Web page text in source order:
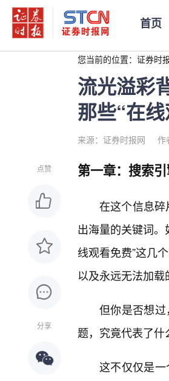
首页
您当前的位置： 证券时
流光溢彩
那些“在
来源：证券时报网 作
点赞
分享
第一章：搜索
在这个信息
出海量的关键词
线观看免费”这几
以及永远无法加载
但你是否想
题，究竟代表了什
这不仅仅是